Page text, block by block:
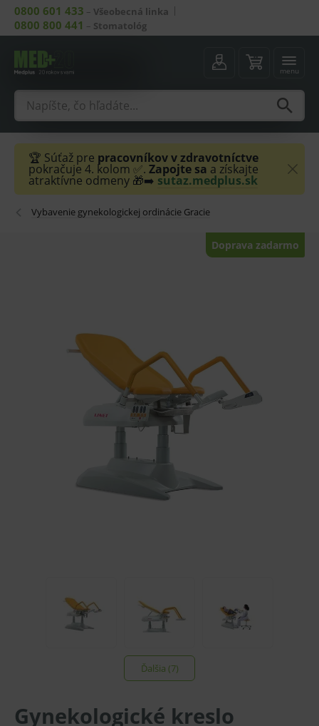
0800 601 433 – Všeobecná linka
0800 800 441 – Stomatológ
menu
🏆 Súťaž pre pracovníkov v zdravotníctve
pokračuje 4. kolom ✅. Zapojte sa a získajte
atraktívne odmeny 🎁➡️ sutaz.medplus.sk
Vybavenie gynekologickej ordinácie Gracie
Ďalšia (7)
Doprava zadarmo
Gynekologické kreslo